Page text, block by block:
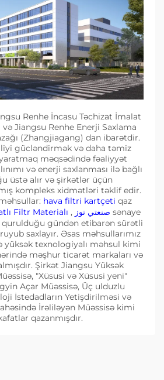
Renhe İncasu Təchizat İmalat
və Jiangsu Renhe Enerji Saxlama
(Zhangjiagang) dan ibarətdir.
gücləndirmək və daha təmiz
yaratmaq məqsədində fəaliyyət
və enerji saxlanması ilə bağlı
üstə alır və şirkətlər üçün
kompleks xidmətləri təklif edir.
hava filtri kartçeti qaz
Filtr Materialı ,
sənaye
gündən etibarən sürətli
saxlayır. Əsas məhsullarımız
yüksək texnologiyalı məhsul kimi
məşhur ticarət markaları və
Şirkət Jiangsu Yüksək
"Xüsusi və Xüsusi yeni"
Açar Müəssisə, Üç ulduzlu
İstedadların Yetişdirilməsi və
İrəliləyən Müəssisə kimi
qazanmışdır.